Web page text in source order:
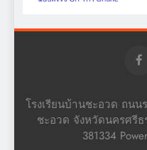
โรงเรียนบ้านชะอวด ถน
ชะอวด จังหวัดนครศรีธ
381334